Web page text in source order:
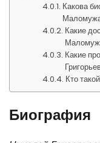
Какова
Какие
Какие
Кто
Биография